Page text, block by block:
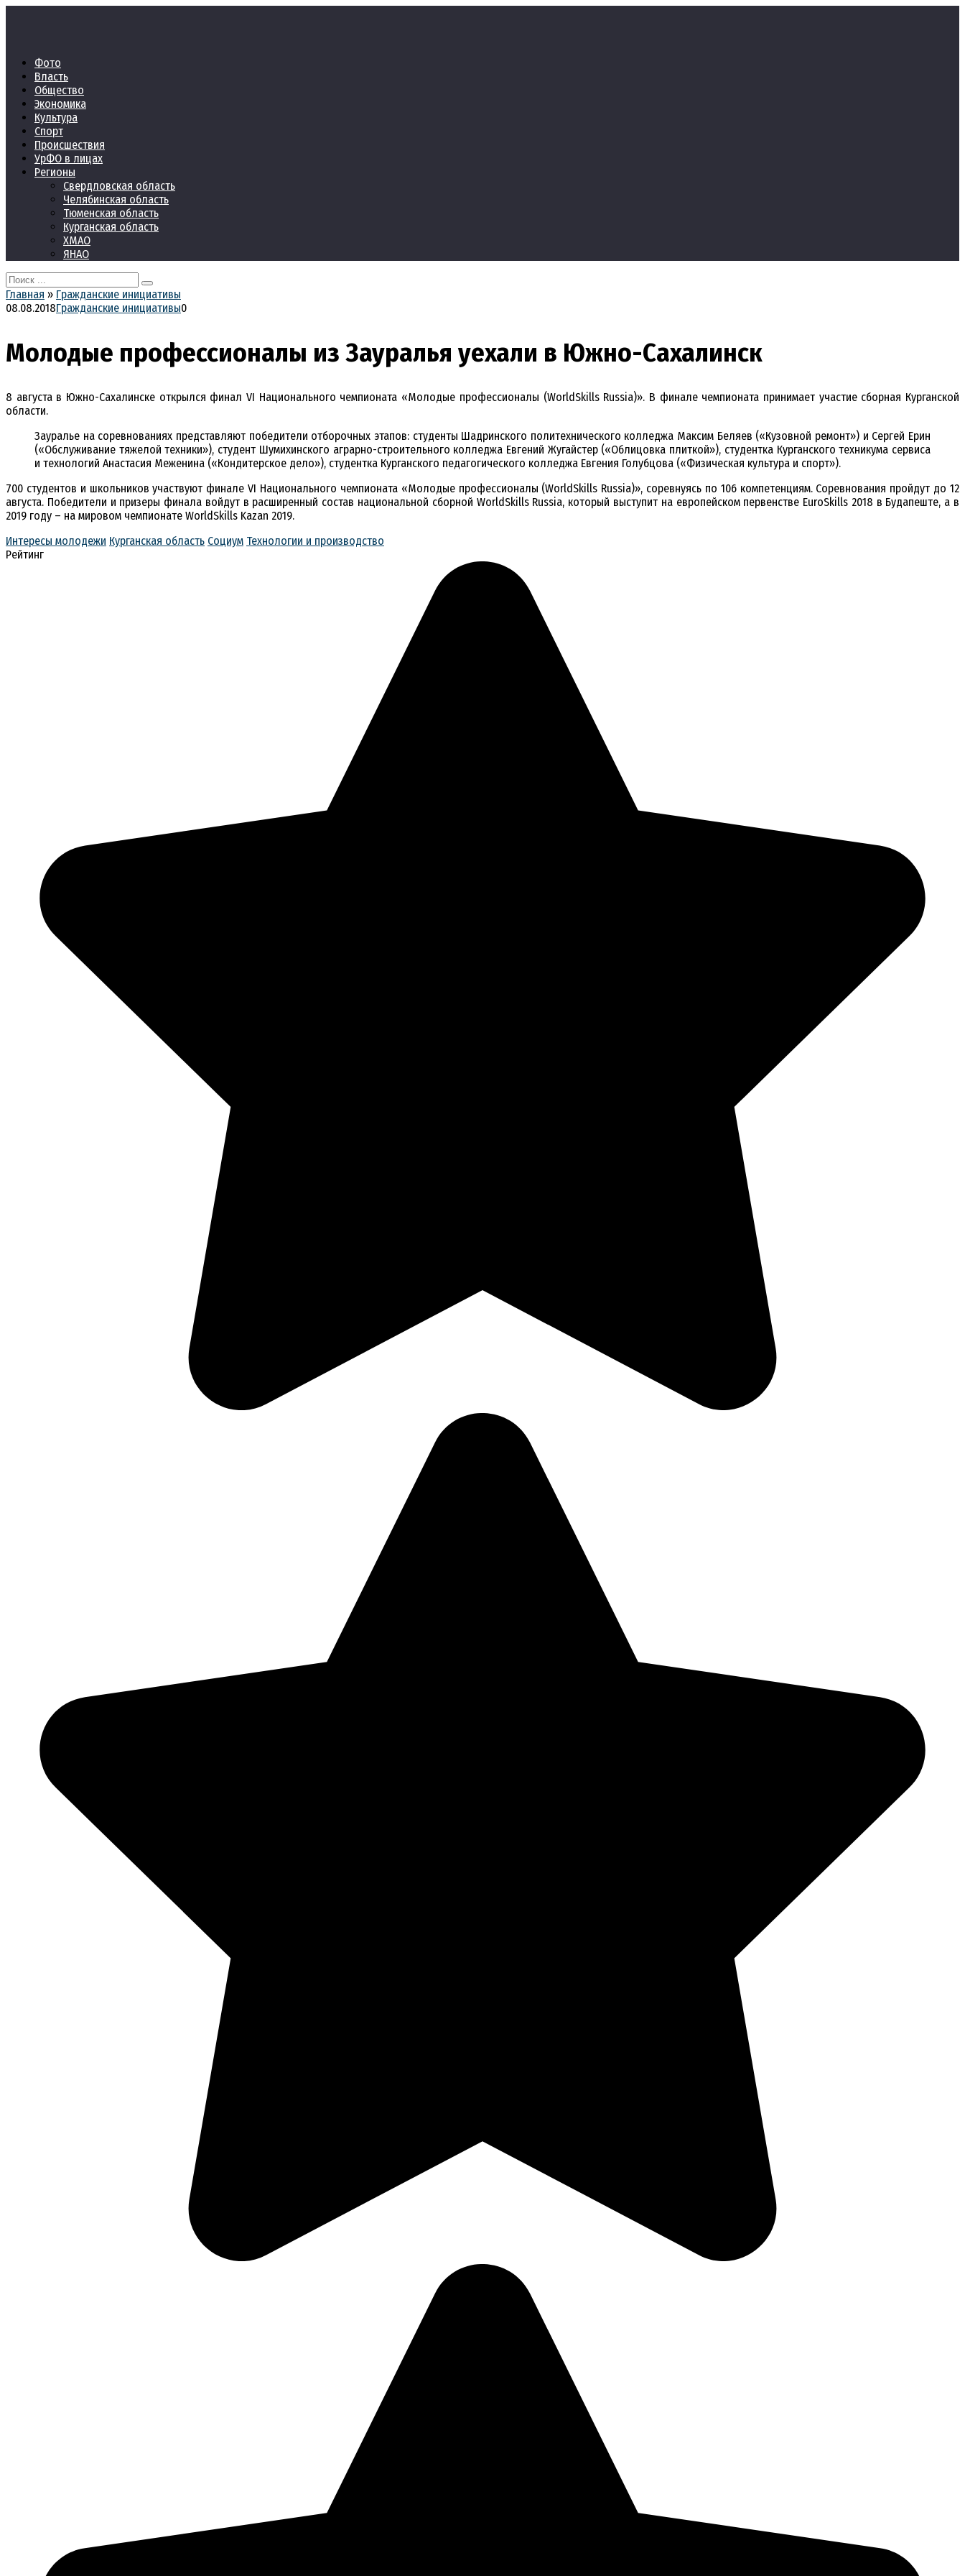
Фото
Власть
Общество
Экономика
Культура
Спорт
Происшествия
УрФО в лицах
Регионы
Свердловская область
Челябинская область
Тюменская область
Курганская область
ХМАО
ЯНАО
Search
for:
Главная » Гражданские инициативы
08.08.2018Гражданские инициативы0
Молодые профессионалы из Зауралья уехали в Южно-Сахалинск
8 августа в Южно-Сахалинске открылся финал VI Национального чемпионата «Молодые профессионалы (WorldSkills Russia)». В финале чемпионата принимает участие сборная Курганской
области.
Зауралье на соревнованиях представляют победители отборочных этапов: студенты Шадринского политехнического колледжа Максим Беляев («Кузовной ремонт») и Сергей Ерин
(«Обслуживание тяжелой техники»), студент Шумихинского аграрно-строительного колледжа Евгений Жугайстер («Облицовка плиткой»), студентка Курганского техникума сервиса
и технологий Анастасия Меженина («Кондитерское дело»), студентка Курганского педагогического колледжа Евгения Голубцова («Физическая культура и спорт»).
700 студентов и школьников участвуют финале VI Национального чемпионата «Молодые профессионалы (WorldSkills Russia)», соревнуясь по 106 компетенциям. Соревнования пройдут до 12
августа. Победители и призеры финала войдут в расширенный состав национальной сборной WorldSkills Russia, который выступит на европейском первенстве EuroSkills 2018 в Будапеште, а в
2019 году – на мировом чемпионате WorldSkills Kazan 2019.
Интересы молодежи Курганская область Социум Технологии и производство
Рейтинг